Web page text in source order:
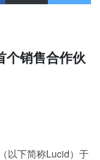
个销售合作伙
以下简称Lucid）于